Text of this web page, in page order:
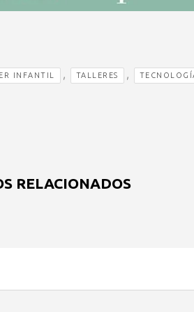
INFANTIL , TALLERES ,
RELACIONADOS